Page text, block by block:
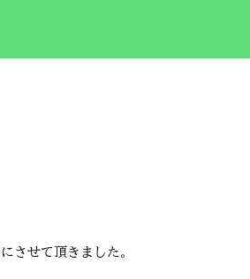
させて頂きました。